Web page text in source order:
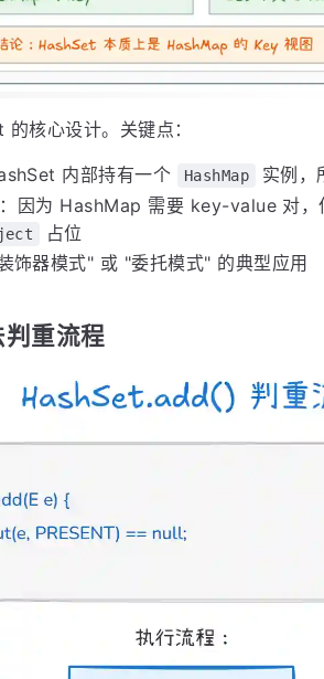
核心设计。关键点：
内部持有一个 HashMap
实例，
：因为 HashMap 需要 key-value 对
占位
饰器模式" 或 "委托模式" 的典型应用
重流程